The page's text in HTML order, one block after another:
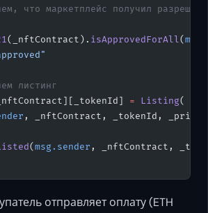
что маркетплейс получил
(_nftContract). isApprovedForAll(
листинг
= Listing(
, _nftContract, _tokenId,
(msg.sender , _nftContract,
отправляет оплату (ETH